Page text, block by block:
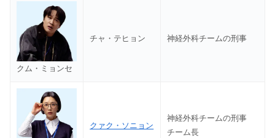
クム・ミョンセ
チャ・テヒョン 神経外科チームの刑事
クァク・ソニョン
神経外科チームの刑事
チーム長